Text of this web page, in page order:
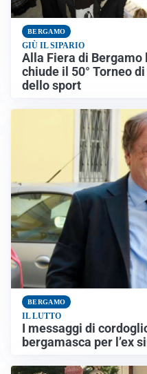
BERGAMO
GIÙ IL SIPARIO
Alla Fiera di Bergamo
chiude il 50° Torneo
dello sport
BERGAMO
IL LUTTO
I messaggi di
bergamasca per l’ex